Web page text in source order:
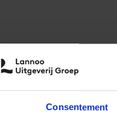
Consentement